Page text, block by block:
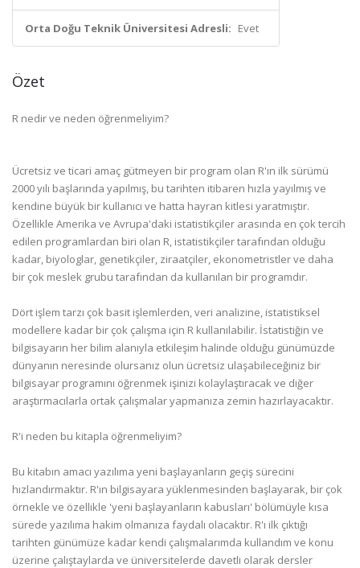
Orta Doğu Teknik Üniversitesi Adresli: Evet
Özet
R nedir ve neden öğrenmeliyim?
Ücretsiz ve ticari amaç gütmeyen bir program olan R'ın ilk sürümü
2000 yılı başlarında yapılmış, bu tarihten itibaren hızla yayılmış ve
kendine büyük bir kullanıcı ve hatta hayran kitlesi yaratmıştır.
Özellikle Amerika ve Avrupa'daki istatistikçiler arasında en çok tercih
edilen programlardan biri olan R, istatistikçiler tarafından olduğu
kadar, biyologlar, genetikçiler, ziraatçiler, ekonometristler ve daha
bir çok meslek grubu tarafından da kullanılan bir programdır.
Dört işlem tarzı çok basit işlemlerden, veri analizine, istatistiksel
modellere kadar bir çok çalışma için R kullanılabilir. İstatistiğin ve
bilgisayarın her bilim alanıyla etkileşim halinde olduğu günümüzde
dünyanın neresinde olursanız olun ücretsiz ulaşabileceğiniz bir
bilgisayar programını öğrenmek işinizi kolaylaştıracak ve diğer
araştırmacılarla ortak çalışmalar yapmanıza zemin hazırlayacaktır.
R'i neden bu kitapla öğrenmeliyim?
Bu kitabın amacı yazılıma yeni başlayanların geçiş sürecini
hızlandırmaktır. R'ın bilgisayara yüklenmesinden başlayarak, bir çok
örnekle ve özellikle 'yeni başlayanların kabusları' bölümüyle kısa
sürede yazılıma hakim olmanıza faydalı olacaktır. R'ı ilk çıktığı
tarihten günümüze kadar kendi çalışmalarımda kullandım ve konu
üzerine çalıştaylarda ve üniversitelerde davetli olarak dersler